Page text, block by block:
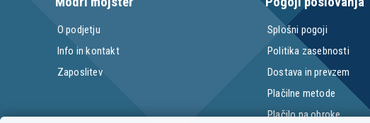
O podjetju
Info in kontakt
Zaposlitev
Splošni pogoji
Politika zasebnosti
Dostava in prevzem
Plačilne metode
Plačilo na obroke